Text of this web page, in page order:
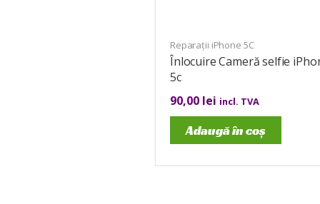
Reparații iPhone 5C
Înlocuire Cameră selfie
5c
90,00 lei incl. TVA
Adaugă în coș